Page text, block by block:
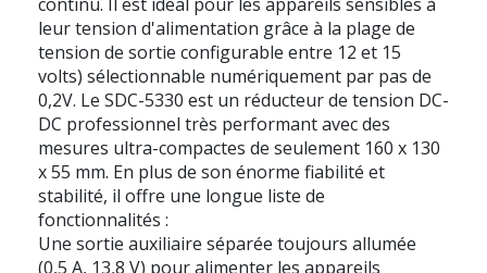
leur tension d'alimentation grâce à la plage de
tension de sortie configurable entre 12 et 15
volts) sélectionnable numériquement par pas de
0,2V. Le SDC-5330 est un réducteur de tension DC-
DC professionnel très performant avec des
mesures ultra-compactes de seulement 160 x 130
x 55 mm. En plus de son énorme fiabilité et
stabilité, il offre une longue liste de
fonctionnalités :
Une sortie auxiliaire séparée toujours allumée
(0,5 A, 13,8 V) pour alimenter les appareils